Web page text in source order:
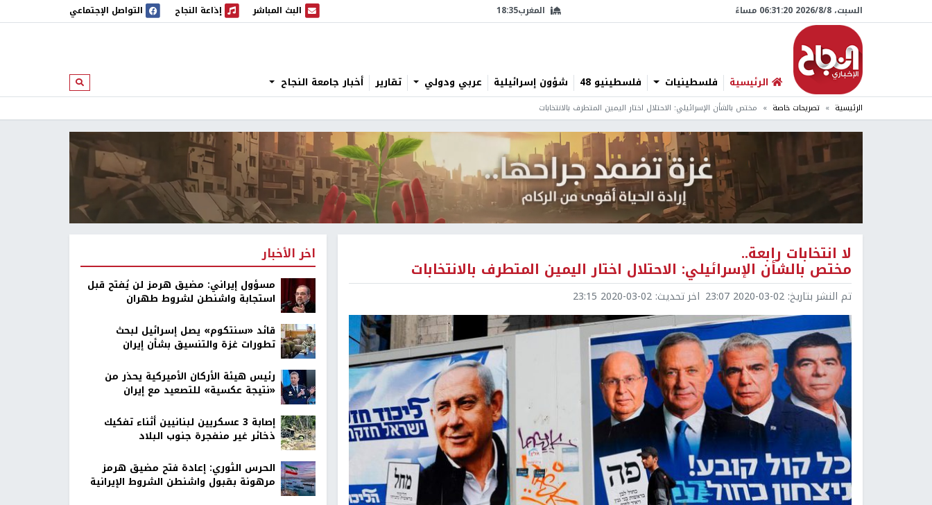
السبت، 8/‏8/‏2026 06:31:21 مساءً المغرب18:35 البث المباشر
البث المباشر إذاعة النجاح
إذاعة النجاح التواصل الإجتماعي
الرئيسية فلسطينيات فلسطينيو 48 شؤون إسرائيلية عربي ودولي تقارير أخبار جامعة النجاح ابحث
الرئيسية تصريحات خاصة مختص بالشأن الإسرائيلي: الاحتلال اختار اليمين المتطرف بالانتخابات
لا انتخابات رابعة..
مختص بالشأن الإسرائيلي: الاحتلال اختار اليمين المتطرف بالانتخابات
تم النشر بتاريخ: 2020-03-02 23:07 اخر تحديث: 2020-03-02 23:15
اخر الأخبار
مسؤول إيراني: مضيق هرمز لن يُفتح قبل
استجابة واشنطن لشروط طهران
قائد «سنتكوم» يصل إسرائيل لبحث
تطورات غزة والتنسيق بشأن إيران
رئيس هيئة الأركان الأميركية يحذر من
«نتيجة عكسية» للتصعيد مع إيران
إصابة 3 عسكريين لبنانيين أثناء تفكيك
ذخائر غير منفجرة جنوب البلاد
الحرس الثوري: إعادة فتح مضيق هرمز
مرهونة بقبول واشنطن الشروط الإيرانية